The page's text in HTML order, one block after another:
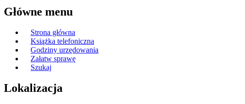
Główne menu
Strona główna
Książka telefoniczna
Godziny urzędowania
Załatw sprawę
Szukaj
Lokalizacja